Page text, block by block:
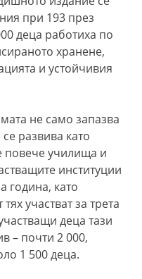
при 193 през
деца работиха по
хранене,
и устойчивия
не само запазва
развива като
повече училища и
институции
година, като
участват за трета
деца тази
– почти 2 000,
1 500 деца.